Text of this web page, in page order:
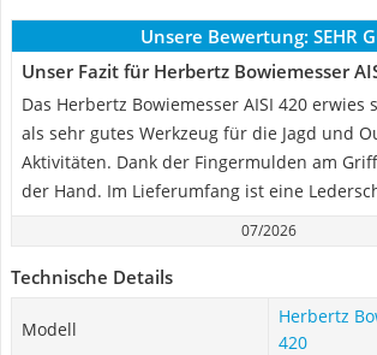
Unsere Bewertung: SEHR
Unser Fazit für Herbertz Bowiemesser
Das Herbertz Bowiemesser AISI 420 erwies
als sehr gutes Werkzeug für die Jagd und
Aktivitäten. Dank der Fingermulden am
der Hand. Im Lieferumfang ist eine
07/2026
Technische Details
Modell
Herbertz
420